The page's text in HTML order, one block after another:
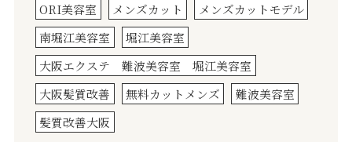
ORI美容室 メンズカット
メンズカットモデル
南堀江美容室
堀江美容室
大阪エクステ 難波美容室 堀江美容室
大阪髪質改善
無料カットメンズ
難波美容室
髪質改善大阪